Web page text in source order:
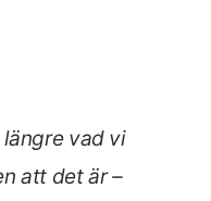
vad vi
att det är –